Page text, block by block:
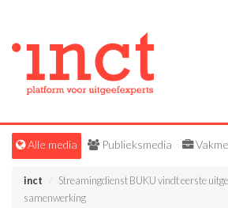
Alle media Publieksmedia
inct
Streamingdienst BUKU vindt eerste
samenwerking